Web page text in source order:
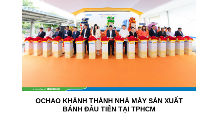
OCHAO KHÁNH THÀNH NHÀ MÁY SẢN XUẤT
BÁNH ĐẦU TIÊN TẠI TPHCM